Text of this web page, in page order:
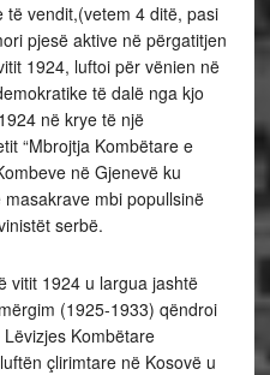
vendit,(vetem 4 ditë, pasi
pjesë aktive në përgatitjen
1924, luftoi për vënien në
të dalë nga kjo
në krye të një
“Mbrojtja Kombëtare e
në Gjenevë ku
mbi popullsinë
serbë.
vitit 1924 u largua jashtë
(1925-1933) qëndroi
Kombëtare
çlirimtare në Kosovë u